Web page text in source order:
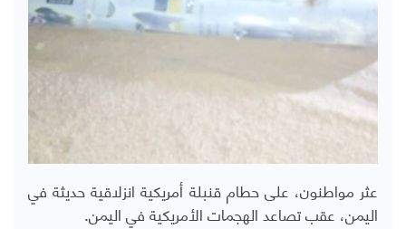
عثر مواطنون، على حطام قنبلة أمريكية انزلاقية حديثة في
اليمن، عقب تصاعد الهجمات الأمريكية في اليمن.